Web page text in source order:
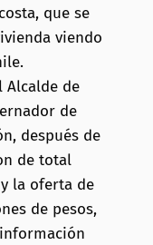
que se
viendo
Alcalde de
de
después de
de total
la oferta de
de pesos,